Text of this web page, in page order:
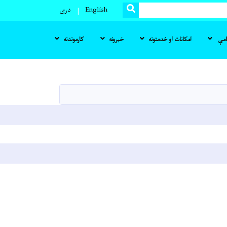
SEARCH
English دری
امکانات او خدمتونه خبرونه کارموندنه